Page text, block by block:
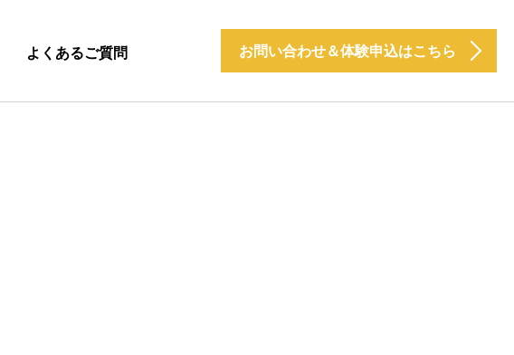
よくあるご質問 お問い合わせ＆体験申込はこちら